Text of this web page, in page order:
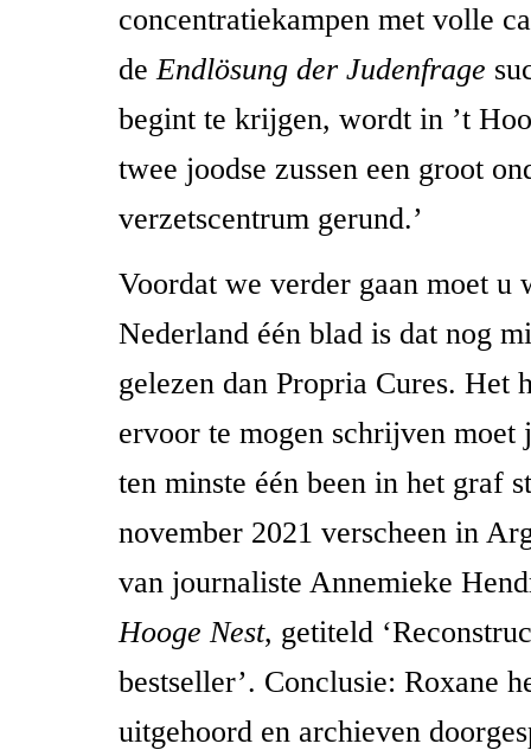
concentratiekampen met volle
de Endlösung der Judenfrage
begint te krijgen, wordt in ’t
twee joodse zussen een groot
verzetscentrum gerund.’
Voordat we verder gaan moet u
Nederland één blad is dat nog
gelezen dan Propria Cures. Het
ervoor te mogen schrijven moet
ten minste één been in het graf
november 2021 verscheen in
van journaliste Annemieke
Hooge Nest, getiteld
bestseller’. Conclusie: Roxane
uitgehoord en archieven